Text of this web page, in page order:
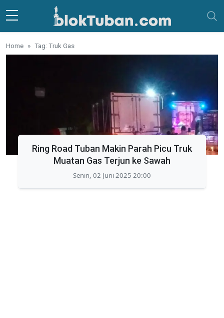
Skip to main content
Home Tag: Truk Gas
Ring Road Tuban Makin Parah Picu Truk
Muatan Gas Terjun ke Sawah
Senin, 02 Juni 2025 20:00